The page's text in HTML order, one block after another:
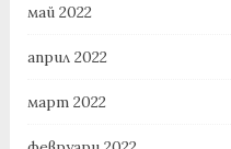
май 2022
април 2022
март 2022